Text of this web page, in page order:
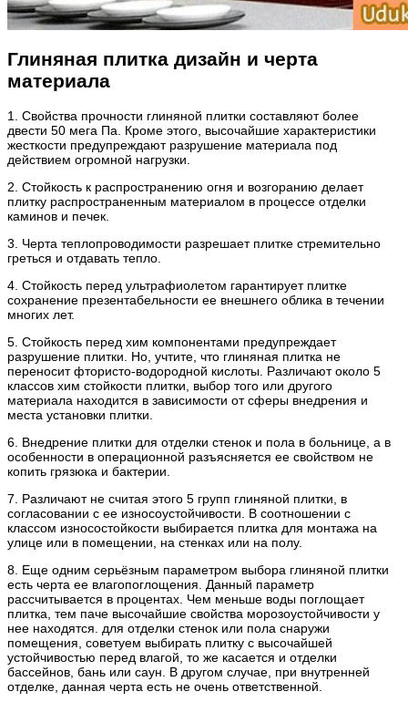
Глиняная плитка дизайн и черта
материала
1. Свойства прочности глиняной плитки составляют более
двести 50 мега Па. Кроме этого, высочайшие характеристики
жесткости предупреждают разрушение материала под
действием огромной нагрузки.
2. Стойкость к распространению огня и возгоранию делает
плитку распространенным материалом в процессе отделки
каминов и печек.
3. Черта теплопроводимости разрешает плитке стремительно
греться и отдавать тепло.
4. Стойкость перед ультрафиолетом гарантирует плитке
сохранение презентабельности ее внешнего облика в течении
многих лет.
5. Стойкость перед хим компонентами предупреждает
разрушение плитки. Но, учтите, что глиняная плитка не
переносит фтористо-водородной кислоты. Различают около 5
классов хим стойкости плитки, выбор того или другого
материала находится в зависимости от сферы внедрения и
места установки плитки.
6. Внедрение плитки для отделки стенок и пола в больнице, а в
особенности в операционной разъясняется ее свойством не
копить грязюка и бактерии.
7. Различают не считая этого 5 групп глиняной плитки, в
согласовании с ее износоустойчивости. В соотношении с
классом износостойкости выбирается плитка для монтажа на
улице или в помещении, на стенках или на полу.
8. Еще одним серьёзным параметром выбора глиняной плитки
есть черта ее влагопоглощения. Данный параметр
рассчитывается в процентах. Чем меньше воды поглощает
плитка, тем паче высочайшие свойства морозоустойчивости у
нее находятся. для отделки стенок или пола снаружи
помещения, советуем выбирать плитку с высочайшей
устойчивостью перед влагой, то же касается и отделки
бассейнов, бань или саун. В другом случае, при внутренней
отделке, данная черта есть не очень ответственной.